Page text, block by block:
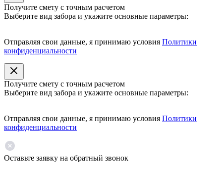
Получите смету с точным расчетом
Выберите вид забора и укажите основные параметры:
Отправляя свои данные, я принимаю условия Политики
конфиденциальности
Получите смету с точным расчетом
Выберите вид забора и укажите основные параметры:
Отправляя свои данные, я принимаю условия Политики
конфиденциальности
Оставьте заявку на обратный звонок